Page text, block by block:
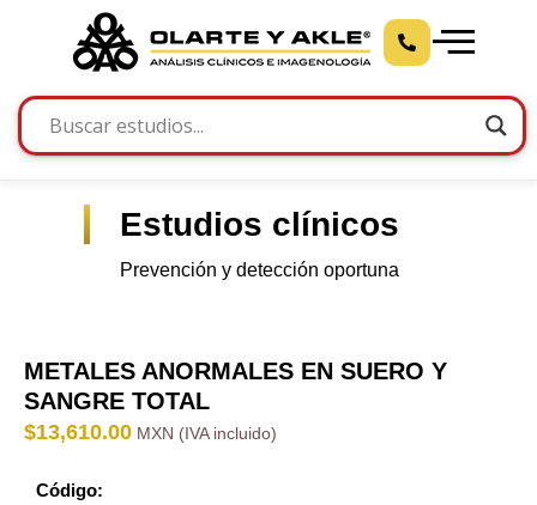
Estudios clínicos
Prevención y detección oportuna
METALES ANORMALES EN SUERO Y
SANGRE TOTAL
$13,610.00
Código: